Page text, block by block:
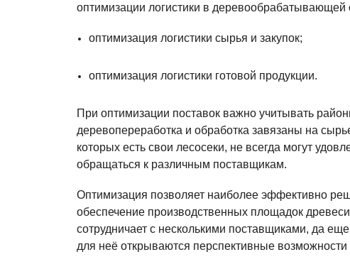
оптимизации логистики в деревообрабатывающей
оптимизация логистики сырья и закупок;
оптимизация логистики готовой продукции.
При оптимизации поставок важно учитывать
деревопереработка и обработка завязаны на
которых есть свои лесосеки, не всегда могут
обращаться к различным поставщикам.
Оптимизация позволяет наиболее эффективно
обеспечение производственных площадок
сотрудничает с несколькими поставщиками, да
для неё открываются перспективные